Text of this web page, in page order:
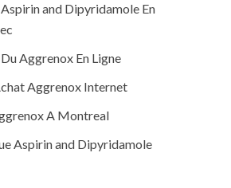
and Dipyridamole En
Aggrenox En Ligne
Aggrenox Internet
A Montreal
Aspirin and Dipyridamole